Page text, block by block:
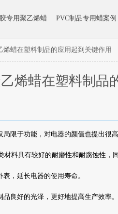
专用聚乙烯蜡 PVC制品专用蜡案例
蜡在塑料制品的应用起到关键作用
烯蜡在塑料制品
限于功能，对电器的颜值也提出很高
料具有较好的耐磨性和耐腐蚀性，
，延长电器的使用寿命。
良好的光泽，更好地提高生产效率。